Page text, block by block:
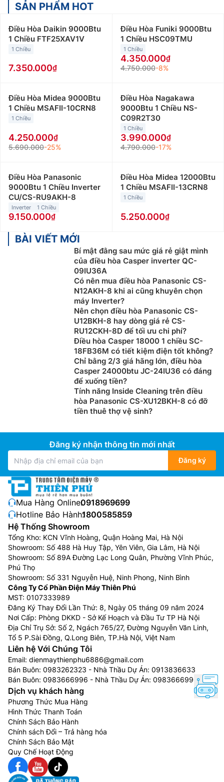
SẢN PHẨM HOT
Điều Hòa Daikin 9000Btu
1 Chiều FTF25XAV1V
1 Chiều
7.350.000
Điều Hòa Funiki 9000Btu
1 Chiều HSC09TMU
1 Chiều
4.350.000
4.750.000-8%
Điều Hòa Midea 9000Btu
1 Chiều MSAFII-10CRN8
1 Chiều
4.250.000
5.690.000-25%
Điều Hòa Nagakawa
9000Btu 1 Chiều NS-
C09R2T30
1 Chiều
3.990.000
4.790.000-17%
Điều Hòa Panasonic
9000Btu 1 Chiều Inverter
CU/CS-RU9AKH-8
Inverter 1 Chiều
9.150.000
Điều Hòa Midea 12000Btu
1 Chiều MSAFII-13CRN8
1 Chiều
5.250.000
BÀI VIẾT MỚI
Bí mật đằng sau mức giá rẻ giật mình
của điều hòa Casper inverter QC-
09IU36A
Có nên mua điều hòa Panasonic CS-
N12AKH-8 khi ai cũng khuyên chọn
máy Inverter?
Nên chọn điều hòa Panasonic CS-
U12BKH-8 hay dòng giá rẻ CS-
RU12CKH-8D để tối ưu chi phí?
Điều hòa Casper 18000 1 chiều SC-
18FB36M có tiết kiệm điện tốt không?
Chỉ bằng 2/3 giá hãng lớn, điều hòa
Casper 24000btu JC-24IU36 có đáng
để xuống tiền?
Tính năng Inside Cleaning trên điều
hòa Panasonic CS-XU12BKH-8 có đỡ
tiền thuê thợ vệ sinh?
Đăng ký nhận thông tin mới nhất
Đăng ký
Mua Hàng Online:0918969699
Hotline Bảo Hành:1800585859
Hệ Thống Showroom
Tổng Kho: KCN Vĩnh Hoàng, Quận Hoàng Mai, Hà Nội
Showroom: Số 488 Hà Huy Tập, Yên Viên, Gia Lâm, Hà Nội
Showroom: Số 89A Đường Lạc Long Quân, Phường Vĩnh Phúc,
Phú Thọ
Showroom: Số 331 Nguyễn Huệ, Ninh Phong, Ninh Bình
Công Ty Cổ Phần Điện Máy Thiên Phú
MST: 0107333989
Đăng Ký Thay Đổi Lần Thứ: 8, Ngày 05 tháng 09 năm 2024
Nơi Cấp: Phòng DKKD - Sở Kế Hoạch và Đầu Tư TP Hà Nội
Địa Chỉ Trụ Sở: Số 2, Ngách 765/27, Đường Nguyễn Văn Linh,
Tổ 5 P.Sài Đồng, Q.Long Biên, TP.Hà Nội, Việt Nam
Liên hệ Với Chúng Tôi
Email: dienmaythienphu6886@gmail.com
Bán Buôn: 0983262323 - Nhà Thầu Dự Án: 0913836633
Bán Buôn: 0983666996 - Nhà Thầu Dự Án: 0983666996
Dịch vụ khách hàng
Phương Thức Mua Hàng
Hình Thức Thanh Toán
Chính Sách Bảo Hành
Chính sách Đổi – Trả hàng hóa
Chính Sách Bảo Mật
Quy Chế Hoạt Động